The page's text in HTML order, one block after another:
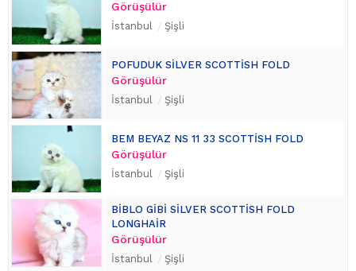
Görüşülür
İstanbul Şişli
POFUDUK SİLVER SCOTTİSH FOLD
Görüşülür
İstanbul Şişli
BEM BEYAZ NS 11 33 SCOTTİSH FOLD
Görüşülür
İstanbul Şişli
BİBLO GİBİ SİLVER SCOTTİSH FOLD
LONGHAİR
Görüşülür
İstanbul Şişli